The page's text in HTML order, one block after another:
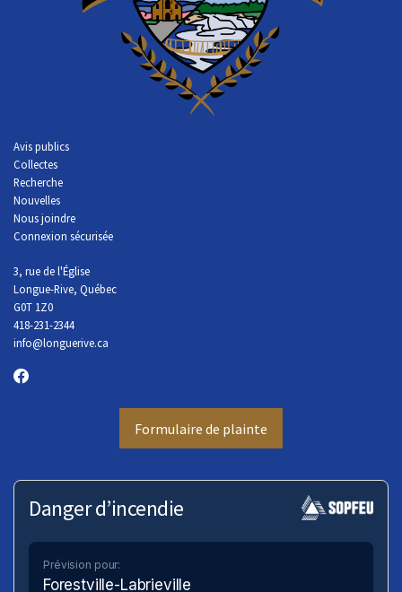
Avis publics
Collectes
Recherche
Nouvelles
Nous joindre
Connexion sécurisée
3, rue de l'Église
Longue-Rive, Québec
G0T 1Z0
418-231-2344
info@longuerive.ca
Formulaire de plainte
Danger d’incendie
Prévision pour:
Forestville-Labrieville